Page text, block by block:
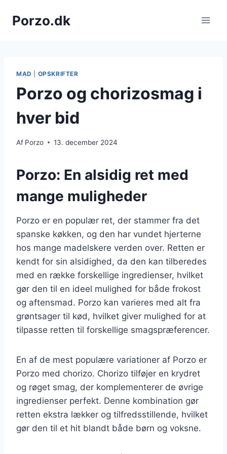
Porzo.dk
MAD OPSKRIFTER
Porzo og chorizosmag i
hver bid
Af Porzo 13. december 2024
Porzo: En alsidig ret med
mange muligheder
Porzo er en populær ret, der stammer fra det
spanske køkken, og den har vundet hjerterne
hos mange madelskere verden over. Retten er
kendt for sin alsidighed, da den kan tilberedes
med en række forskellige ingredienser, hvilket
gør den til en ideel mulighed for både frokost
og aftensmad. Porzo kan varieres med alt fra
grøntsager til kød, hvilket giver mulighed for at
tilpasse retten til forskellige smagspræferencer.
En af de mest populære variationer af Porzo er
Porzo med chorizo. Chorizo tilføjer en krydret
og røget smag, der komplementerer de øvrige
ingredienser perfekt. Denne kombination gør
retten ekstra lækker og tilfredsstillende, hvilket
gør den til et hit blandt både børn og voksne.